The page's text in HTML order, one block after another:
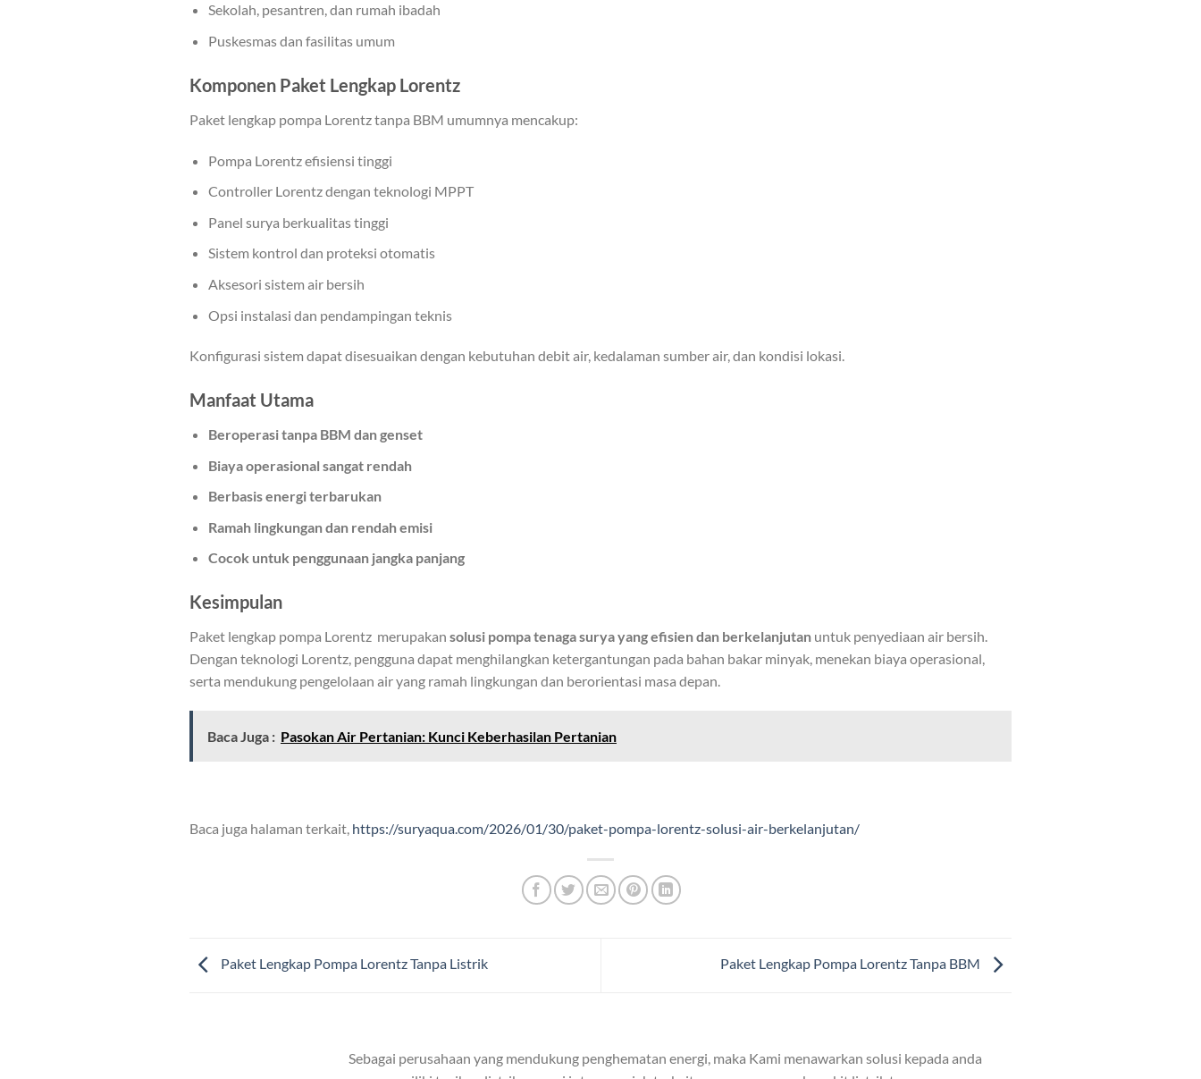
Sekolah, pesantren, dan rumah ibadah
Puskesmas dan fasilitas umum
Komponen Paket Lengkap Lorentz
Paket lengkap pompa Lorentz tanpa BBM umumnya mencakup:
Pompa Lorentz efisiensi tinggi
Controller Lorentz dengan teknologi MPPT
Panel surya berkualitas tinggi
Sistem kontrol dan proteksi otomatis
Aksesori sistem air bersih
Opsi instalasi dan pendampingan teknis
Konfigurasi sistem dapat disesuaikan dengan kebutuhan debit air, kedalaman sumber air, dan kondisi lokasi.
Manfaat Utama
Beroperasi tanpa BBM dan genset
Biaya operasional sangat rendah
Berbasis energi terbarukan
Ramah lingkungan dan rendah emisi
Cocok untuk penggunaan jangka panjang
Kesimpulan
Paket lengkap pompa Lorentz merupakan solusi pompa tenaga surya yang efisien dan berkelanjutan untuk penyediaan air bersih.
Dengan teknologi Lorentz, pengguna dapat menghilangkan ketergantungan pada bahan bakar minyak, menekan biaya operasional,
serta mendukung pengelolaan air yang ramah lingkungan dan berorientasi masa depan.
Baca Juga : Pasokan Air Pertanian: Kunci Keberhasilan Pertanian
Baca juga halaman terkait, https://suryaqua.com/2026/01/30/paket-pompa-lorentz-solusi-air-berkelanjutan/
Paket Lengkap Pompa Lorentz Tanpa Listrik Paket Lengkap Pompa Lorentz Tanpa BBM
Sebagai perusahaan yang mendukung penghematan energi, maka Kami menawarkan solusi kepada anda